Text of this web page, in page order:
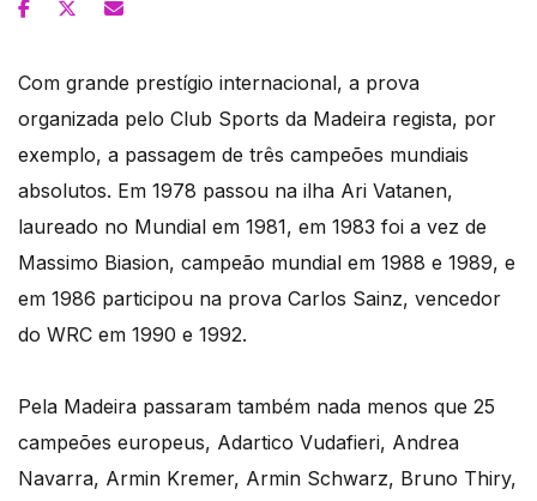
Com grande prestígio internacional, a prova
organizada pelo Club Sports da Madeira regista, por
exemplo, a passagem de três campeões mundiais
absolutos. Em 1978 passou na ilha Ari Vatanen,
laureado no Mundial em 1981, em 1983 foi a vez de
Massimo Biasion, campeão mundial em 1988 e 1989, e
em 1986 participou na prova Carlos Sainz, vencedor
do WRC em 1990 e 1992.
Pela Madeira passaram também nada menos que 25
campeões europeus, Adartico Vudafieri, Andrea
Navarra, Armin Kremer, Armin Schwarz, Bruno Thiry,